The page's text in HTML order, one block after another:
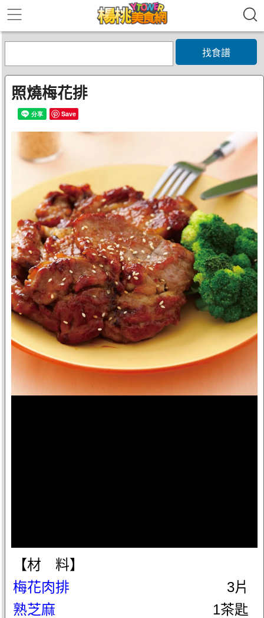
找食譜
照燒梅花排
Save
【材 料】
梅花肉排
3片
熟芝麻
1茶匙